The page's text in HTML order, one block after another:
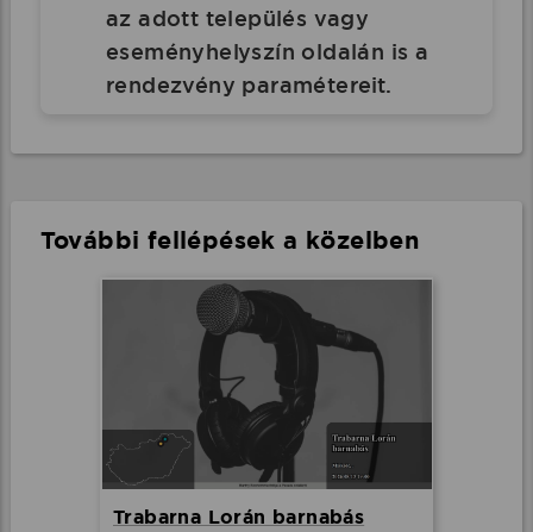
az adott település vagy
eseményhelyszín oldalán is a
rendezvény paramétereit.
További fellépések a közelben
Trabarna Lorán barnabás